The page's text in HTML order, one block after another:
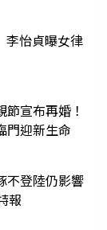
怡貞曝女律
節宣布再婚！
迎新生命
不登陸仍影響
報